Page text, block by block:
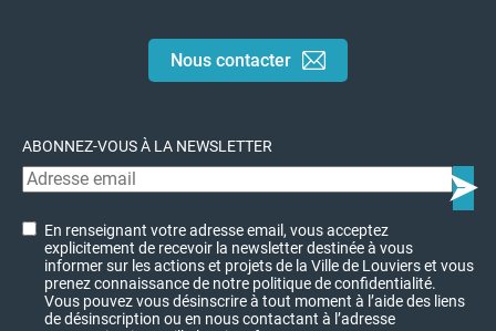
Nous contacter
ABONNEZ-VOUS À LA NEWSLETTER
En renseignant votre adresse email, vous acceptez
explicitement de recevoir la newsletter destinée à vous
informer sur les actions et projets de la Ville de Louviers et vous
prenez connaissance de notre politique de confidentialité.
Vous pouvez vous désinscrire à tout moment à l’aide des liens
de désinscription ou en nous contactant à l’adresse